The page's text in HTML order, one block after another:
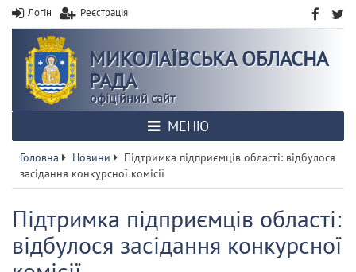
Логін Реєстрація
МИКОЛАЇВСЬКА ОБЛАСНА
РАДА
офіційний сайт
МЕНЮ
Головна Новини
Підтримка підприємців області: відбулося
засідання конкурсної комісії
Підтримка підприємців області:
відбулося засідання конкурсної